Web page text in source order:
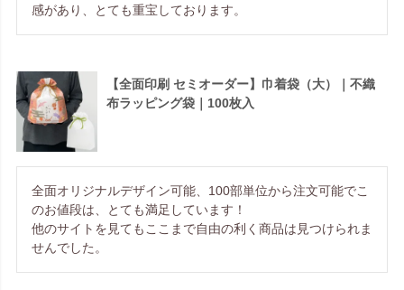
感があり、とても重宝しております。
【全面印刷 セミオーダー】巾着袋（大）｜不織
布ラッピング袋｜100枚入
全面オリジナルデザイン可能、100部単位から注文可能でこ
のお値段は、とても満足しています！
他のサイトを見てもここまで自由の利く商品は見つけられま
せんでした。